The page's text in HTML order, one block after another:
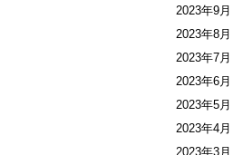
2023年9月
2023年8月
2023年7月
2023年6月
2023年5月
2023年4月
2023年3月